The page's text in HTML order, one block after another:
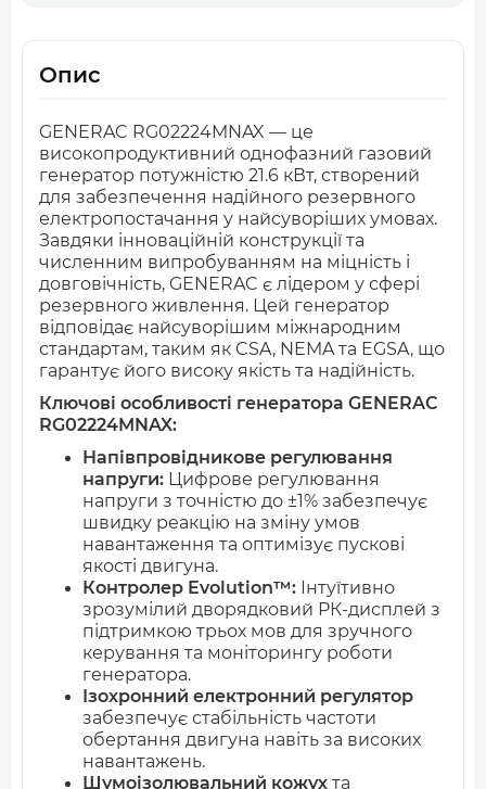
Опис
GENERAC RG02224MNAX — це
високопродуктивний однофазний газовий
генератор потужністю 21.6 кВт, створений
для забезпечення надійного резервного
електропостачання у найсуворіших умовах.
Завдяки інноваційній конструкції та
численним випробуванням на міцність і
довговічність, GENERAC є лідером у сфері
резервного живлення. Цей генератор
відповідає найсуворішим міжнародним
стандартам, таким як CSA, NEMA та EGSA, що
гарантує його високу якість та надійність.
Ключові особливості генератора GENERAC
RG02224MNAX:
Напівпровідникове регулювання
напруги: Цифрове регулювання
напруги з точністю до ±1% забезпечує
швидку реакцію на зміну умов
навантаження та оптимізує пускові
якості двигуна.
Контролер Evolution™: Інтуїтивно
зрозумілий дворядковий РК-дисплей з
підтримкою трьох мов для зручного
керування та моніторингу роботи
генератора.
Ізохронний електронний регулятор
забезпечує стабільність частоти
обертання двигуна навіть за високих
навантажень.
Шумоізолювальний кожух та